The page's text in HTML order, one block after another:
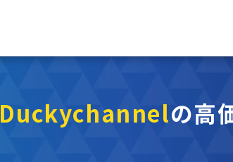
Duckychannelの高